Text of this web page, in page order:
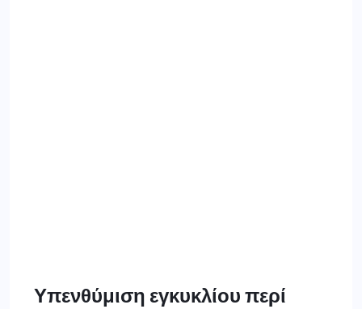
Υπενθύμιση εγκυκλίου περί